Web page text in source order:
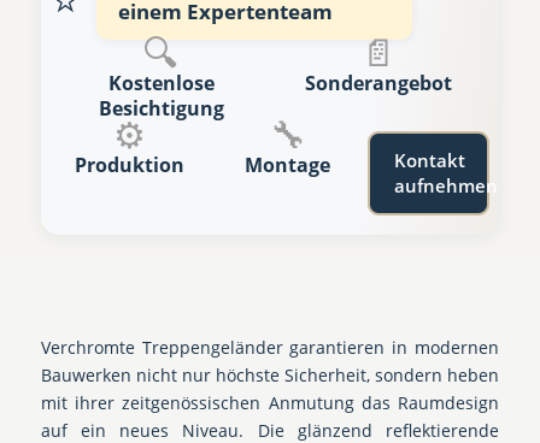
einem Expertenteam
🔍
Kostenlose
Besichtigung
📄
Sonderangebot
⚙️
Produktion
🔧
Montage
Kontakt
aufnehmen
Verchromte Treppengeländer garantieren in modernen
Bauwerken nicht nur höchste Sicherheit, sondern heben
mit ihrer zeitgenössischen Anmutung das Raumdesign
auf ein neues Niveau. Die glänzend reflektierende